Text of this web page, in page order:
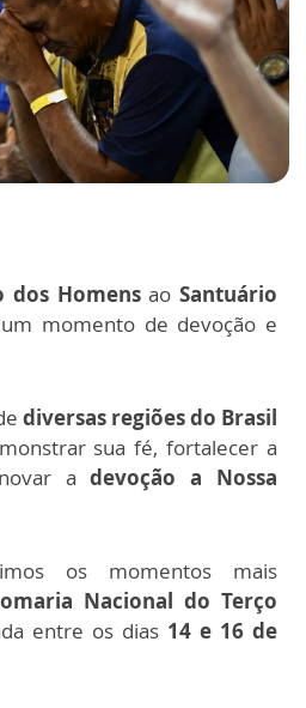
dos HomensaoSantuário
momento de devoção e
diversas regiões do Brasil
sua fé, fortalecer a
adevoção a Nossa
os momentos mais
Nacional do Terço
entre os dias 14 e 16 de